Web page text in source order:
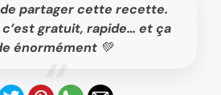
partager cette recette.
c’est gratuit, rapide… et ça
énormément 💚